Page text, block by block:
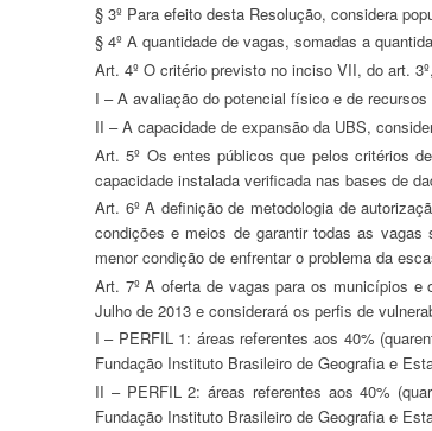
§ 3º Para efeito desta Resolução, considera
§ 4º A quantidade de vagas, somadas a
Art. 4º O critério previsto no inciso VII, do art.
I – A avaliação do potencial físico e de
II – A capacidade de expansão da UBS,
Art. 5º Os entes públicos que pelos critérios definidos nesta Portaria façam jus a número de vagas superior a sua capacidade instalada, nos termos do art. 4º, terão suas vagas ajustadas até o limite da
capacidade instalada verificada nas bases de
Art. 6º A definição de metodologia de autorização do teto de vagas para o Projeto Mais Médicos para o Brasil adotará critérios de prioridade para a alocação dos profissionais de modo que, em não havendo
condições e meios de garantir todas as vagas
menor condição de enfrentar o problema da
Art. 7º A oferta de vagas para os municípios e o Distrito Federação considerará a classificação de vulnerabilidade, atendendo ao disposto no inciso III, do art. 4º da Portaria Interministerial nº 1369, de 8 de
Julho de 2013 e considerará os perfis de
I – PERFIL 1: áreas referentes aos 40% (quarenta por cento) dos setores censitários com os maiores percentuais de população em extrema pobreza dos municípios dos grupos III e IV do PAB fixo conforme
Fundação Instituto Brasileiro de Geografia e
II – PERFIL 2: áreas referentes aos 40% (quarenta por cento) dos setores censitários com os maiores percentuais de população em extrema pobreza dos municípios do grupo II do PAB fixo conforme
Fundação Instituto Brasileiro de Geografia e